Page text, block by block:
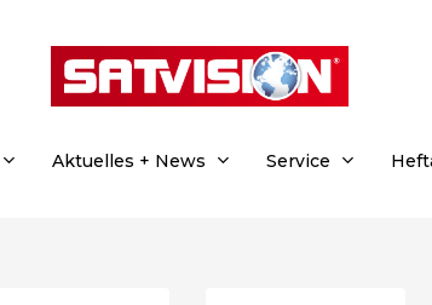
Aktuelles + News Service